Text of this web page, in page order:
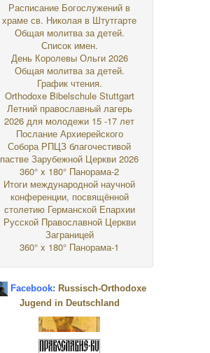
Расписание Богослужений в
храме св. Николая в Штутгарте
Общая молитва за детей.
Список имен.
День Королевы Ольги 2026
Общая молитва за детей.
График чтения.
Orthodoxe Bibelschule Stuttgart
Летний православный лагерь
2026 для молодежи 15 -17 лет
Послание Архиерейского
Собора РПЦЗ благочестивой
пастве Зарубежной Церкви 2026
360° x 180° Панорама-2
Итоги международной научной
конференции, посвящённой
столетию Германской Епархии
Русской Православной Церкви
Заграницей
360° x 180° Панорама-1
Facebook: Russisch-Orthodoxe
Jugend in Deutschland